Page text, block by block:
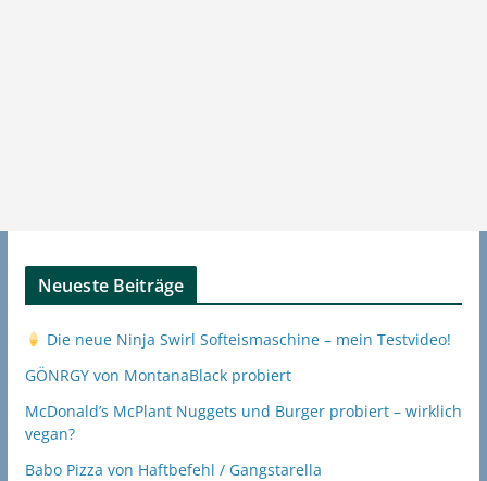
Neueste Beiträge
Die neue Ninja Swirl Softeismaschine – mein Testvideo!
GÖNRGY von MontanaBlack probiert
McDonald’s McPlant Nuggets und Burger probiert – wirklich
vegan?
Babo Pizza von Haftbefehl / Gangstarella